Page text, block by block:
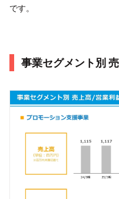
です。
事業セグメント別